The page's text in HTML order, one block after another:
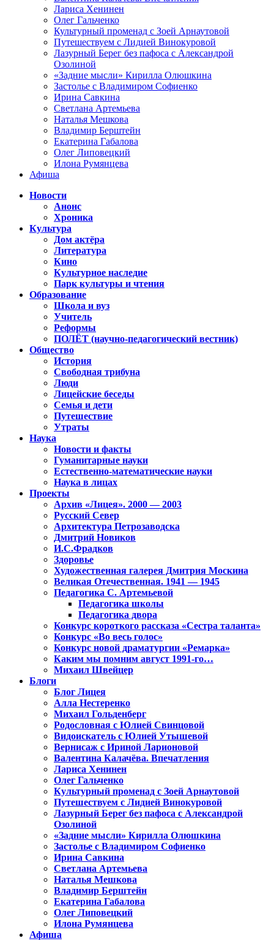
Лариса Хенинен
Олег Гальченко
Культурный променад с Зоей Арнаутовой
Путешествуем с Лидией Винокуровой
Лазурный Берег без пафоса с Александрой
Озолиной
«Задние мысли» Кирилла Олюшкина
Застолье с Владимиром Софиенко
Ирина Савкина
Светлана Артемьева
Наталья Мешкова
Владимир Берштейн
Екатерина Габалова
Олег Липовецкий
Илона Румянцева
Афиша
Новости
Анонс
Хроника
Культура
Дом актёра
Литература
Кино
Культурное наследие
Парк культуры и чтения
Образование
Школа и вуз
Учитель
Реформы
ПОЛЁТ (научно-педагогический вестник)
Общество
История
Свободная трибуна
Люди
Лицейские беседы
Семья и дети
Путешествие
Утраты
Наука
Новости и факты
Гуманитарные науки
Естественно-математические науки
Наука в лицах
Проекты
Архив «Лицея». 2000 — 2003
Русский Север
Архитектура Петрозаводска
Дмитрий Новиков
И.С.Фрадков
Здоровье
Художественная галерея Дмитрия Москина
Великая Отечественная. 1941 — 1945
Педагогика С. Артемьевой
Педагогика школы
Педагогика двора
Конкурс короткого рассказа «Сестра таланта»
Конкурс «Во весь голос»
Конкурс новой драматургии «Ремарка»
Каким мы помним август 1991-го…
Михаил Швейцер
Блоги
Блог Лицея
Алла Нестеренко
Михаил Гольденберг
Родословная с Юлией Свинцовой
Видоискатель с Юлией Утышевой
Вернисаж с Ириной Ларионовой
Валентина Калачёва. Впечатления
Лариса Хенинен
Олег Гальченко
Культурный променад с Зоей Арнаутовой
Путешествуем с Лидией Винокуровой
Лазурный Берег без пафоса с Александрой
Озолиной
«Задние мысли» Кирилла Олюшкина
Застолье с Владимиром Софиенко
Ирина Савкина
Светлана Артемьева
Наталья Мешкова
Владимир Берштейн
Екатерина Габалова
Олег Липовецкий
Илона Румянцева
Афиша